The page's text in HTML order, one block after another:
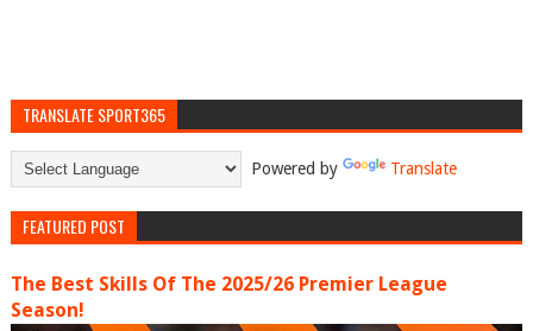
TRANSLATE SPORT365
Powered by Translate
FEATURED POST
The Best Skills Of The 2025/26 Premier League
Season!